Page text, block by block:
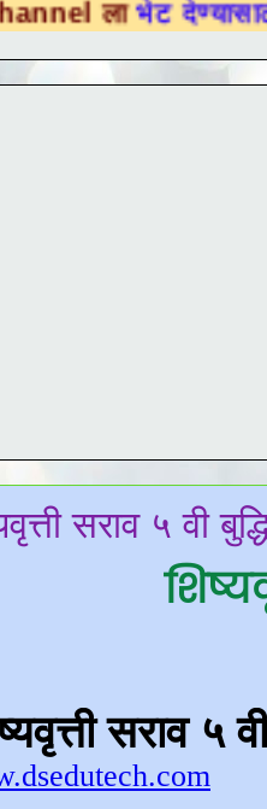
देण्यासाठी येथे
सराव ५ वी